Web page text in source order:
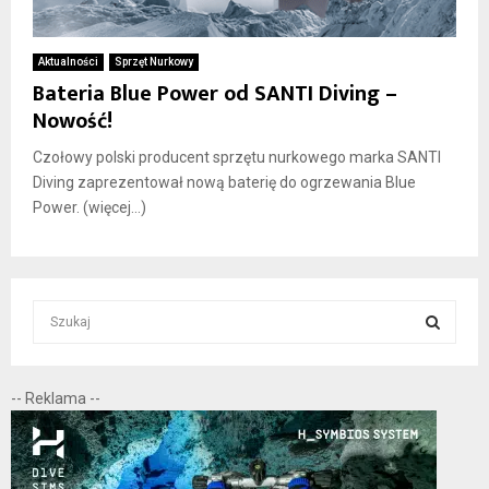
Aktualności Sprzęt Nurkowy
Bateria Blue Power od SANTI Diving –
Nowość!
Czołowy polski producent sprzętu nurkowego marka SANTI
Diving zaprezentował nową baterię do ogrzewania Blue
Power. (więcej…)
c
h
f
o
E
A
-- Reklama --